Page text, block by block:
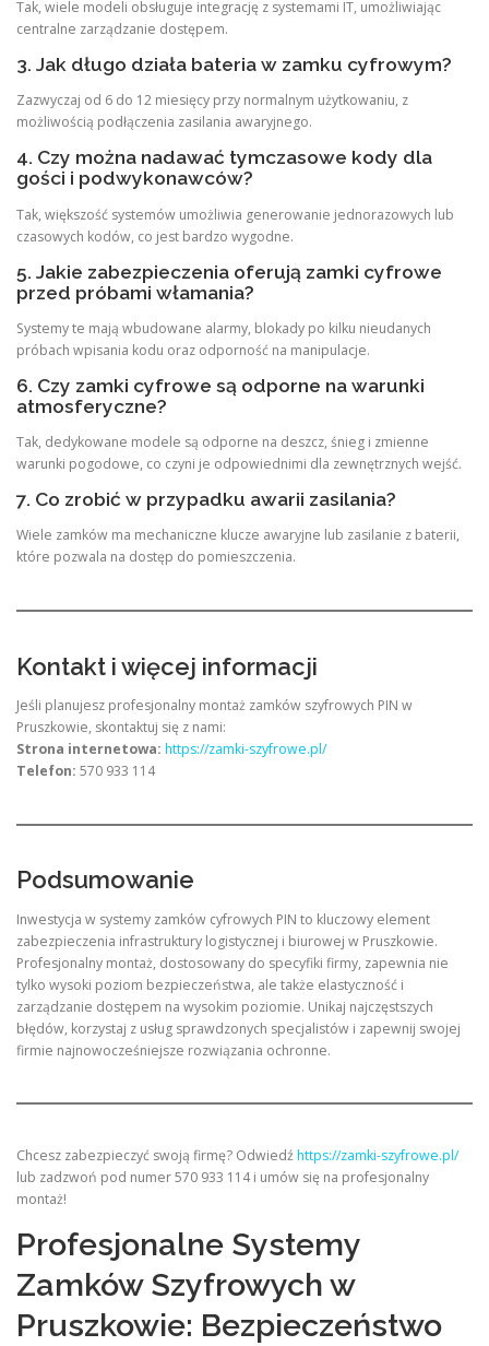
Tak, wiele modeli obsługuje integrację z systemami IT, umożliwiając
centralne zarządzanie dostępem.
3. Jak długo działa bateria w zamku cyfrowym?
Zazwyczaj od 6 do 12 miesięcy przy normalnym użytkowaniu, z
możliwością podłączenia zasilania awaryjnego.
4. Czy można nadawać tymczasowe kody dla
gości i podwykonawców?
Tak, większość systemów umożliwia generowanie jednorazowych lub
czasowych kodów, co jest bardzo wygodne.
5. Jakie zabezpieczenia oferują zamki cyfrowe
przed próbami włamania?
Systemy te mają wbudowane alarmy, blokady po kilku nieudanych
próbach wpisania kodu oraz odporność na manipulacje.
6. Czy zamki cyfrowe są odporne na warunki
atmosferyczne?
Tak, dedykowane modele są odporne na deszcz, śnieg i zmienne
warunki pogodowe, co czyni je odpowiednimi dla zewnętrznych wejść.
7. Co zrobić w przypadku awarii zasilania?
Wiele zamków ma mechaniczne klucze awaryjne lub zasilanie z baterii,
które pozwala na dostęp do pomieszczenia.
Kontakt i więcej informacji
Jeśli planujesz profesjonalny montaż zamków szyfrowych PIN w
Pruszkowie, skontaktuj się z nami:
Strona internetowa: https://zamki-szyfrowe.pl/
Telefon: 570 933 114
Podsumowanie
Inwestycja w systemy zamków cyfrowych PIN to kluczowy element
zabezpieczenia infrastruktury logistycznej i biurowej w Pruszkowie.
Profesjonalny montaż, dostosowany do specyfiki firmy, zapewnia nie
tylko wysoki poziom bezpieczeństwa, ale także elastyczność i
zarządzanie dostępem na wysokim poziomie. Unikaj najczęstszych
błędów, korzystaj z usług sprawdzonych specjalistów i zapewnij swojej
firmie najnowocześniejsze rozwiązania ochronne.
Chcesz zabezpieczyć swoją firmę? Odwiedźhttps://zamki-szyfrowe.pl/
lub zadzwoń pod numer 570 933 114 i umów się na profesjonalny
montaż!
Profesjonalne Systemy
Zamków Szyfrowych w
Pruszkowie: Bezpieczeństwo